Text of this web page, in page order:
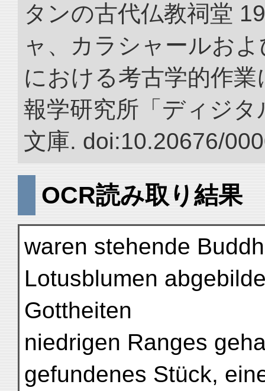
タンの古代仏教祠堂
ャ、カラシャールお
における考古学的作
報学研究所「ディジ
文庫. doi:10.20676/
OCR読み取り結果
waren stehende
Lotusblumen
Gottheiten
niedrigen Ranges
gefundenes Stück,